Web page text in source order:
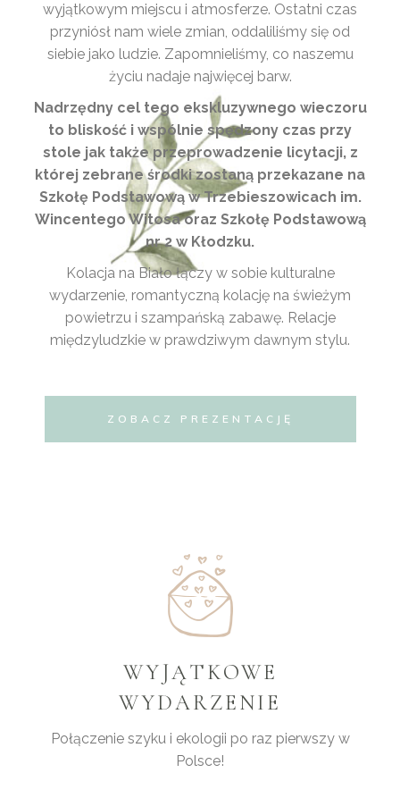
wyjątkowym miejscu i atmosferze. Ostatni czas
przyniósł nam wiele zmian, oddaliliśmy się od
siebie jako ludzie. Zapomnieliśmy, co naszemu
życiu nadaje najwięcej barw.
Nadrzędny cel tego ekskluzywnego wieczoru
to bliskość i wspólnie spędzony czas przy
stole jak także przeprowadzenie licytacji, z
której zebrane środki zostaną przekazane na
Szkołę Podstawową w Trzebieszowicach im.
Wincentego Witosa oraz Szkołę Podstawową
nr 2 w Kłodzku.
Kolacja na Biało łączy w sobie kulturalne
wydarzenie, romantyczną kolację na świeżym
powietrzu i szampańską zabawę. Relacje
międzyludzkie w prawdziwym dawnym stylu.
ZOBACZ PREZENTACJĘ
WYJĄTKOWE
WYDARZENIE
Połączenie szyku i ekologii po raz pierwszy w
Polsce!